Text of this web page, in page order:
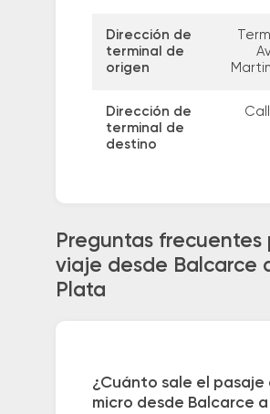
Dirección de
terminal de
origen
Dirección de
terminal de
destino
Preguntas frecuentes
viaje desde Balcarce
Plata
¿Cuánto sale el pasaje
micro desde Balcarce a